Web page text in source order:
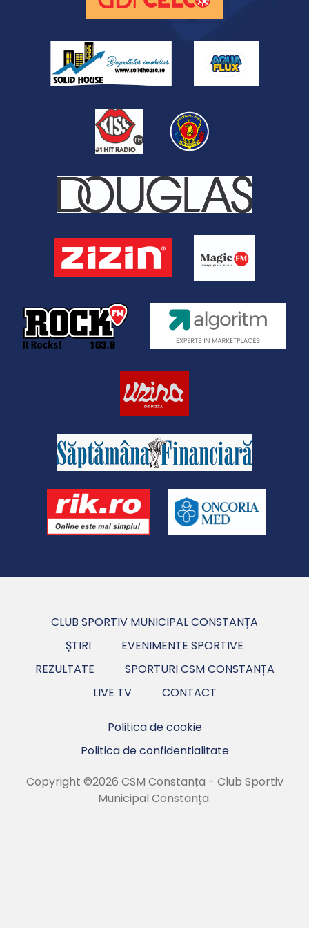
CLUB SPORTIV MUNICIPAL CONSTANȚA
ȘTIRI
EVENIMENTE SPORTIVE
REZULTATE
SPORTURI CSM CONSTANȚA
LIVE TV
CONTACT
Politica de cookie
Politica de confidentialitate
Copyright ©2026 CSM Constanța - Club Sportiv
Municipal Constanța.